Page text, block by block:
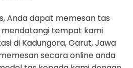
Anda dapat memesan tas
tempat kami
di Kadungora, Garut, Jawa
secara online anda